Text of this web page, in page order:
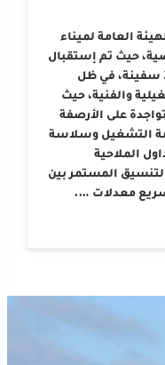
العامة لميناء
24 ساعة الماضية، حيث تم إستقبال
عدد 10 سفن ومغادرة 15 بإجمالي 25 سفينة، في ظل
والفنية، حيث
على الأرصفة
التشغيل وسلاسة
الملاحية
المستمر بين
معدلات ….